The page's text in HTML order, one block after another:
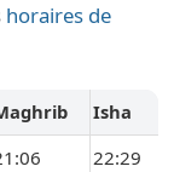
horaires de
Isha
22:29